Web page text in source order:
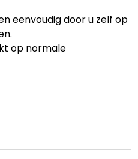
eenvoudig door u zelf op
op normale